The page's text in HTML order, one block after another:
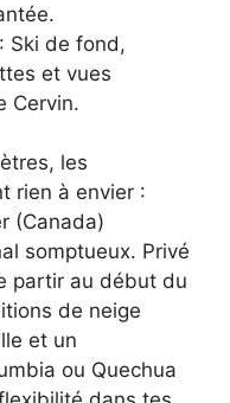
: Ski de fond,
et vues
Cervin.
les
rien à envier :
(Canada)
somptueux. Privé
partir au début du
de neige
et un
ou Quechua